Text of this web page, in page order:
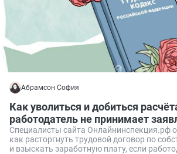
Абрамсон София
Как уволиться и добиться
работодатель не принимает
Специалисты сайта Онлайнинспекция.рф
как расторгнуть трудовой договор по
и взыскать заработную плату, если